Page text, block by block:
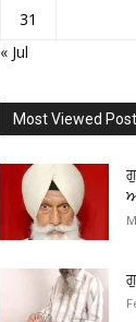
31
« Jul
Most Viewed